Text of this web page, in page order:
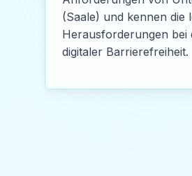
(Saale) und kennen die
Herausforderungen bei
digitaler Barrierefreiheit.